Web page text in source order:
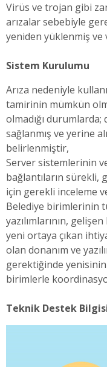
Virüs ve trojan gibi
arızalar sebebiyle
yeniden yüklenmiş ve
Sistem Kurulumu
Arıza nedeniyle
tamirinin mümkün
olmadığı durumlarda;
sağlanmış ve yerine
belirlenmiştir,
Server sistemlerinin
bağlantıların sürekli,
için gerekli inceleme
Belediye birimlerinin
yazılımlarının,
yeni ortaya çıkan
olan donanım ve
gerektiğinde yenisinin
birimlerle
Teknik Destek